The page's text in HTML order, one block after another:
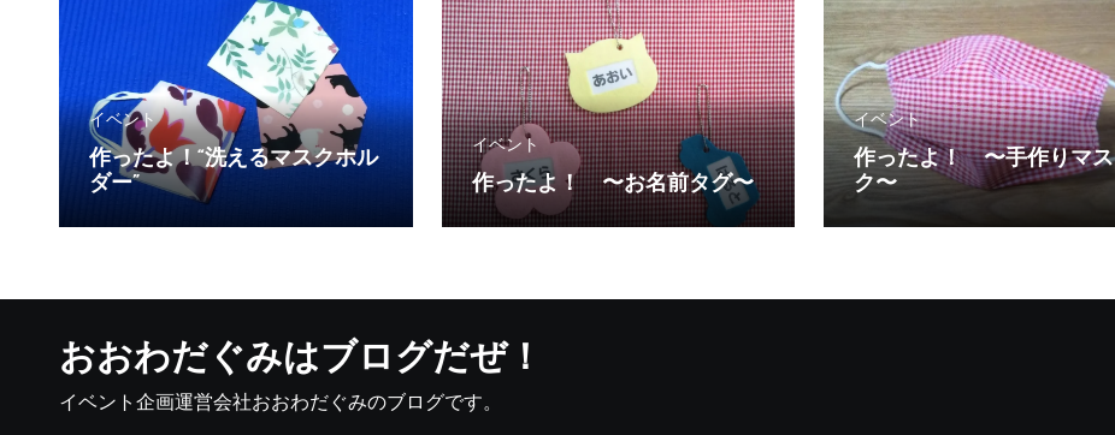
イベント
作ったよ！“洗えるマスクホル
ダー”
イベント
作ったよ！ 〜お名前タグ〜
イベント
作ったよ！ 〜手作りマス
ク〜
おおわだぐみはブログだぜ！
イベント企画運営会社おおわだぐみのブログです。